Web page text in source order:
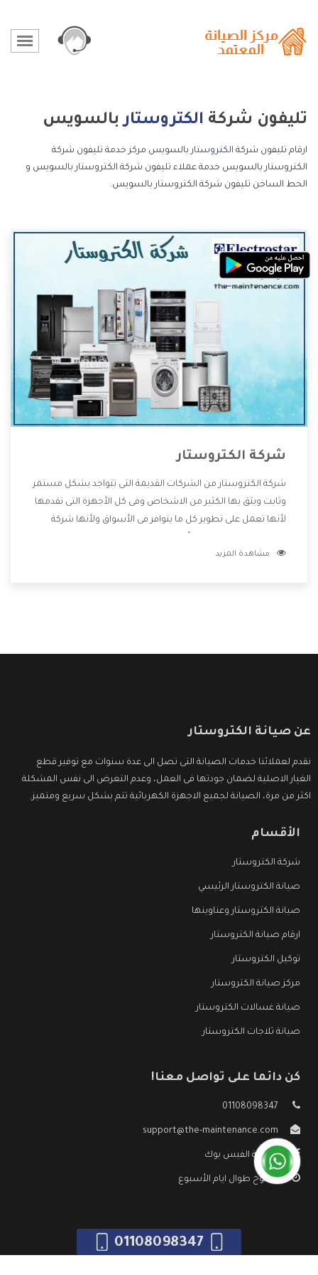
تليفون شركة الكتروستاربالسويس
ارقام تليفون شركة الكتروستار بالسويس مركز خدمة تليفون شركة
الكتروستار بالسويس خدمة عملاء تليفون شركة الكتروستار بالسويس و
الخط الساخن تليفون شركة الكتروستار بالسويس.
شركة الكتروستار
شركة الكتروستار من الشركات القديمة التى تتواجد بشكل مستمر
وثابت ويثق بها الكثير من الاشخاص وفى كل الأجهزة التى تقدمها
لأنها تعمل على تطوير كل ما يتوافر فى الأسواق ولأنها شركة
وتقدم للعملاء أقوى العروض والخصومات التى تسهل على
مشاهدة المزيد
عن صيانة الكتروستار
نقدم لعملائنا خدمات الصيانة التى تصل الى عدة سنوات مع توفير قطع
الغيار الاصلية لضمان جودتها فى العمل، وعدم التعرض الى نفس المشكلة
اكثر من مرة، الصيانة لجميع الاجهزة الكهربائية تتم بشكل سريع ومتميز.
الأقسام
شركة الكتروستار
صيانة الكتروستار الرئيسي
صيانة الكتروستار وعناوينها
ارقام صيانة الكتروستار
توكيل الكتروستار
مركز صيانة الكتروستار
صيانة غسالات الكتروستار
صيانة ثلاجات الكتروستار
كن دائما على تواصل معنا!
01108098347
support@the-maintenance.com
صفحة الفيس بوك
مفتوح طوال ايام الأسبوع
01108098347